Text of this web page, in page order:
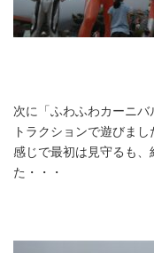
次に「ふわふわカーニ
トラクションで遊びま
感じで最初は見守るも
た・・・